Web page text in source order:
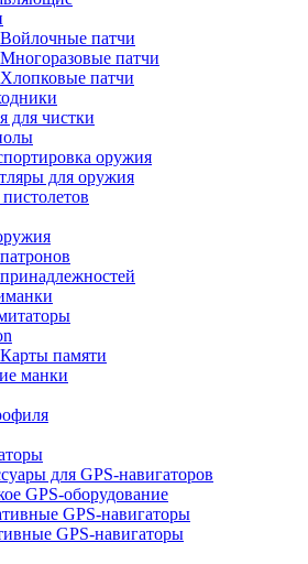
Войлочные патчи
Многоразовые патчи
Хлопковые патчи
для чистки
оружия
для оружия
Карты памяти
манки
для GPS-навигаторов
GPS-оборудование
GPS-навигаторы
GPS-навигаторы